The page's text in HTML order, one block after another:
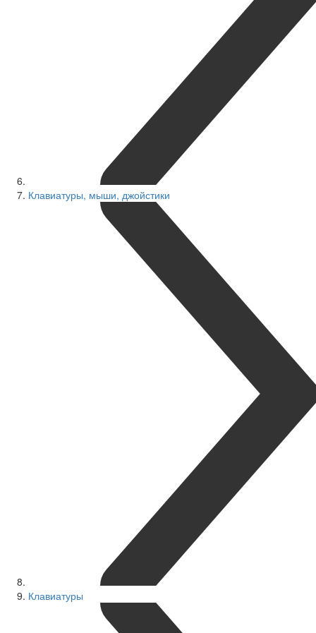
Клавиатуры, мыши, джойстики
Клавиатуры